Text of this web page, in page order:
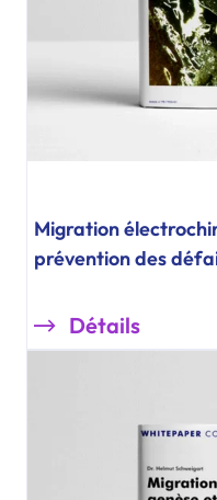
Migration
prévention des
Détails